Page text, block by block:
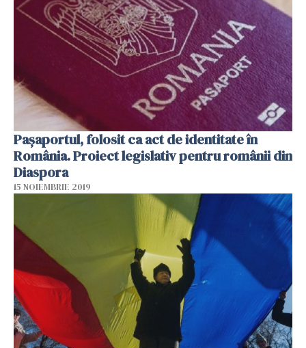
Pașaportul, folosit ca act de identitate în
România. Proiect legislativ pentru românii din
Diaspora
15 NOIEMBRIE 2019